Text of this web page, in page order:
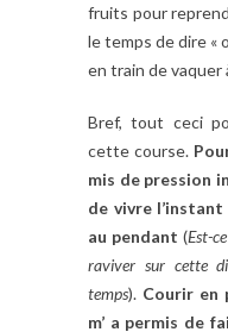
fruits pour
le temps de dire «
en train de vaquer
Bref, tout ceci
cette course.
mis de pression
de vivre
au pendant (Est-
raviver sur cette
temps). Courir en
m’ a permis de